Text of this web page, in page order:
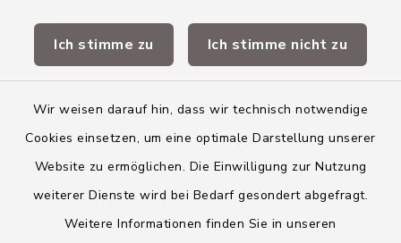
Ich stimme zu Ich stimme nicht zu
Wir weisen darauf hin, dass wir technisch notwendige
Cookies einsetzen, um eine optimale Darstellung unserer
Website zu ermöglichen. Die Einwilligung zur Nutzung
weiterer Dienste wird bei Bedarf gesondert abgefragt.
Weitere Informationen finden Sie in unseren
Landkreis Neu-Ulm
Barrierefreiheit